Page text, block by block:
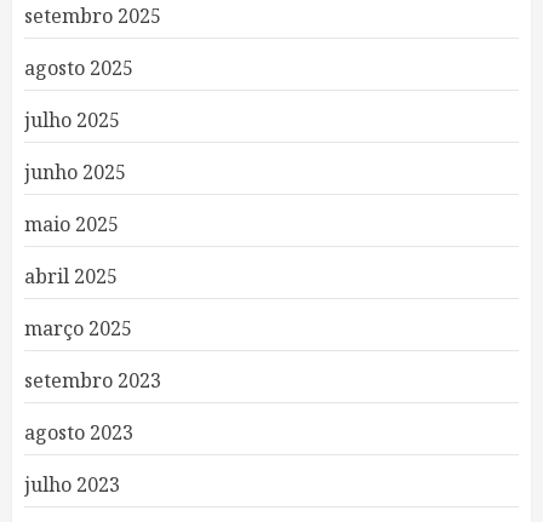
setembro 2025
agosto 2025
julho 2025
junho 2025
maio 2025
abril 2025
março 2025
setembro 2023
agosto 2023
julho 2023